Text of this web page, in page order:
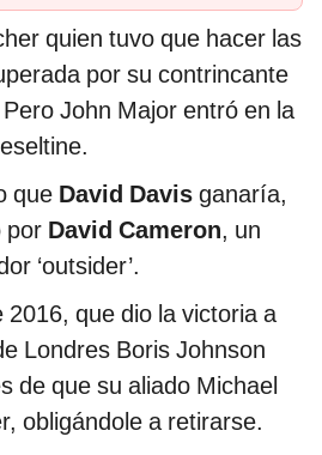
quien tuvo que hacer las
por su contrincante
John Major entró en la
que David Davis ganaría,
por David Cameron, un
‘outsider’.
2016, que dio la victoria a
Londres Boris Johnson
de que su aliado Michael
obligándole a retirarse.